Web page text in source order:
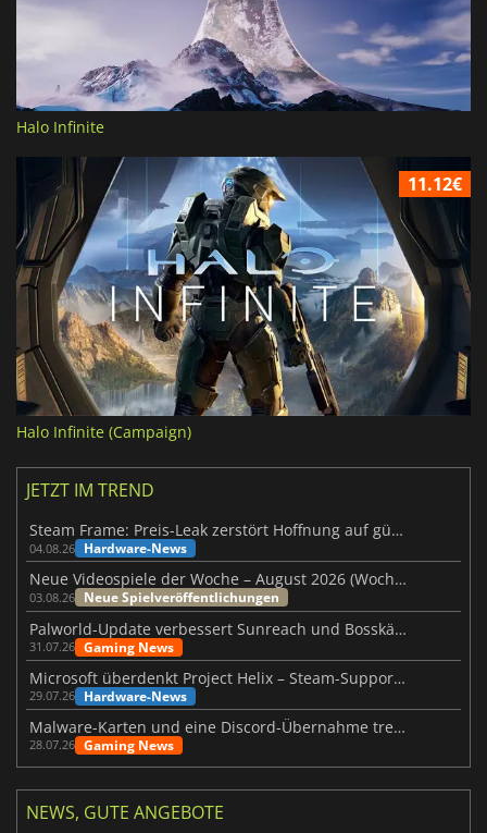
Halo Infinite
11.12€
Halo Infinite (Campaign)
JETZT IM TREND
Steam Frame: Preis-Leak zerstört Hoffnung auf günstiges VR-Headset
04.08.26 Hardware-News
Neue Videospiele der Woche – August 2026 (Woche 32)
03.08.26 Neue Spielveröffentlichungen
Palworld-Update verbessert Sunreach und Bosskämpfe deutlich
31.07.26 Gaming News
Microsoft überdenkt Project Helix – Steam-Support gefährdet
29.07.26 Hardware-News
Malware-Karten und eine Discord-Übernahme treffen Meccha Chameleon
28.07.26 Gaming News
NEWS, GUTE ANGEBOTE